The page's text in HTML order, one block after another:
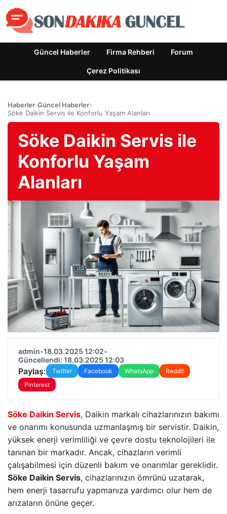
Güncel Haberler Firma Rehberi Forum
Çerez Politikası
Haberler›Güncel Haberler›
Söke Daikin Servis ile Konforlu Yaşam Alanları
Söke Daikin Servis ile
Konforlu Yaşam
Alanları
admin•18.03.2025 12:02•
Güncellendi: 18.03.2025 12:03
Paylaş: Twitter Facebook WhatsApp
Reddit
Pinterest
Söke Daikin Servis, Daikin markalı cihazlarınızın bakımı
ve onarımı konusunda uzmanlaşmış bir servistir. Daikin,
yüksek enerji verimliliği ve çevre dostu teknolojileri ile
tanınan bir markadır. Ancak, cihazların verimli
çalışabilmesi için düzenli bakım ve onarımlar gereklidir.
Söke Daikin Servis, cihazlarınızın ömrünü uzatarak,
hem enerji tasarrufu yapmanıza yardımcı olur hem de
arızaların önüne geçer.